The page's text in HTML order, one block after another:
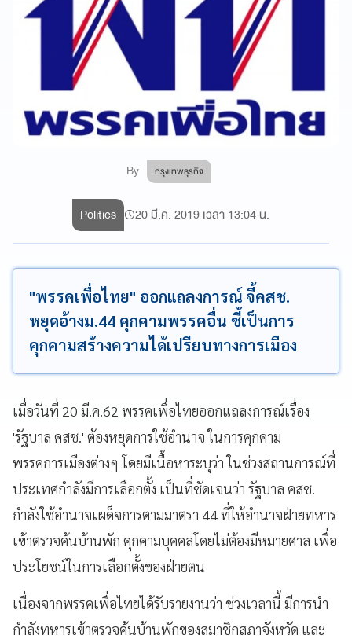
By กรุงเทพธุรกิจ
Politics 20 มี.ค. 2019 เวลา 13:04 น.
"พรรคเพื่อไทย" ออกแถลงการณ์ จี้คสช.
หยุดอ้างม.44 คุกคามพรรคอื่น ชี้เป็นการ
คุกคามสร้างความได้เปรียบทางการเมือง
เมื่อวันที่ 20 มี.ค.62 พรรคเพื่อไทยออกแถลงการณ์เรื่อง
'รัฐบาล คสช.' ต้องหยุดการใช้อำนาจ ในการคุกคาม
พรรคการเมืองต่างๆ โดยมีเนื้อหาระบุว่า ในช่วงสถานการณ์ที่
ประเทศกำลังมีการเลือกตั้ง เป็นที่ชัดเจนว่า รัฐบาล คสช.
กำลังใช้อำนาจเผด็จการตามมาตรา 44 ที่ให้อำนาจฝ่ายทหาร
เข้าตรวจค้นบ้านพัก คุกคามบุคคลโดยไม่ต้องมีหมายศาล เพื่อ
ประโยชน์ในการเลือกตั้งของฝ่ายตน
เนื่องจากพรรคเพื่อไทยได้รับรายงานว่า ช่วงเวลานี้ มีการนำ
กำลังทหารเข้าตรวจค้นบ้านพักของสมาชิกสภาจังหวัด และ